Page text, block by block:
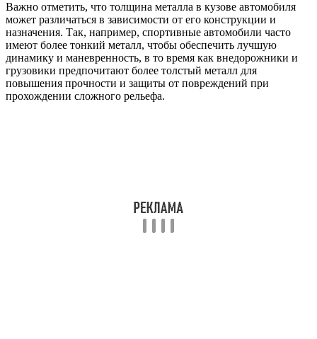
Важно отметить, что толщина металла в кузове автомобиля
может различаться в зависимости от его конструкции и
назначения. Так, например, спортивные автомобили часто
имеют более тонкий металл, чтобы обеспечить лучшую
динамику и маневренность, в то время как внедорожники и
грузовики предпочитают более толстый металл для
повышения прочности и защиты от повреждений при
прохождении сложного рельефа.